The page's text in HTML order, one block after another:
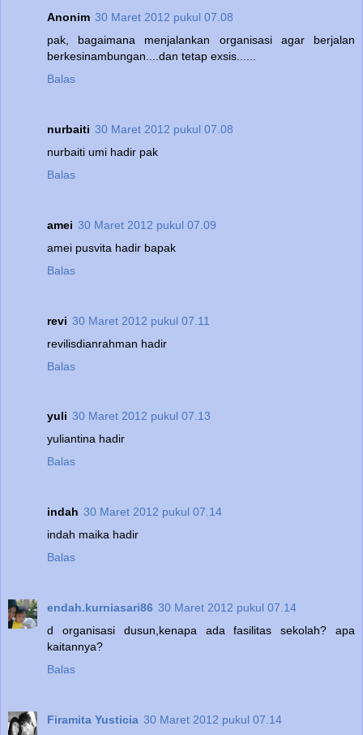
Anonim 30 Maret 2012 pukul 07.08
pak, bagaimana menjalankan organisasi agar berjalan
berkesinambungan....dan tetap exsis......
Balas
nurbaiti 30 Maret 2012 pukul 07.08
nurbaiti umi hadir pak
Balas
amei 30 Maret 2012 pukul 07.09
amei pusvita hadir bapak
Balas
revi 30 Maret 2012 pukul 07.11
revilisdianrahman hadir
Balas
yuli 30 Maret 2012 pukul 07.13
yuliantina hadir
Balas
indah 30 Maret 2012 pukul 07.14
indah maika hadir
Balas
endah.kurniasari86 30 Maret 2012 pukul 07.14
d organisasi dusun,kenapa ada fasilitas sekolah? apa
kaitannya?
Balas
Firamita Yusticia 30 Maret 2012 pukul 07.14